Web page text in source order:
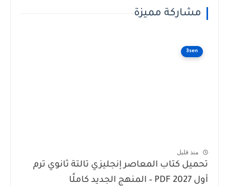
مشاركة مميزة
3sen
منذ قليل
تحميل كتاب المعاصر إنجليزي تالتة ثانوي ترم
أول 2027 PDF – المنهج الجديد كاملًا